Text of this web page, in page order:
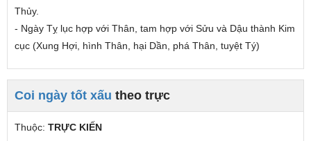
Thủy.
- Ngày Tỵ lục hợp với Thân, tam hợp với Sửu và Dậu thành Kim
cục (Xung Hợi, hình Thân, hại Dần, phá Thân, tuyệt Tý)
Coi ngày tốt xấu theo trực
Thuộc: TRỰC KIẾN